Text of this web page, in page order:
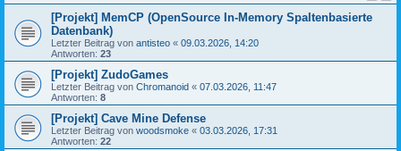
[Projekt] MemCP (OpenSource In-Memory Spaltenbasierte
Datenbank)
Letzter Beitrag von antisteo « 09.03.2026, 14:20
Antworten: 23
[Projekt] ZudoGames
Letzter Beitrag von Chromanoid « 07.03.2026, 11:47
Antworten: 8
[Projekt] Cave Mine Defense
Letzter Beitrag von woodsmoke « 03.03.2026, 17:31
Antworten: 22